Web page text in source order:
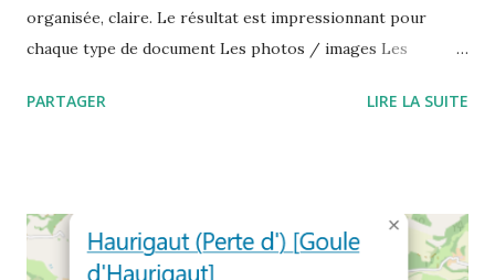
organisée, claire. Le résultat est impressionnant pour
chaque type de document Les photos / images Les
PARTAGER LIRE LA SUITE